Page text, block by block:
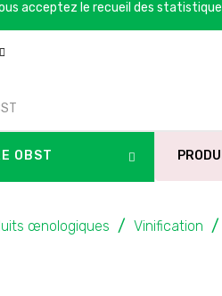
acceptez le recueil des
OBST
œnologiques Vinification